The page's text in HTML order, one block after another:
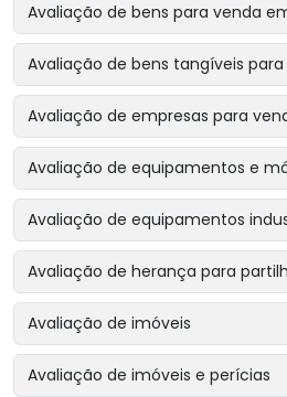
Avaliação de bens para venda
Avaliação de bens tangíveis
Avaliação de empresas para
Avaliação de equipamentos e
Avaliação de equipamentos
Avaliação de herança para
Avaliação de imóveis
Avaliação de imóveis e perícias